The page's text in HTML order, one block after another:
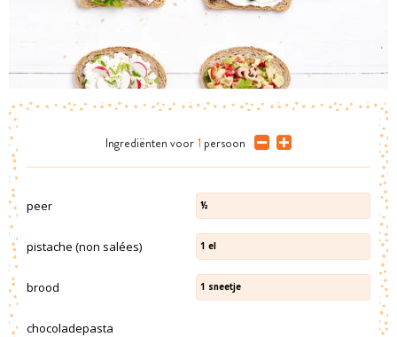
Ingrediënten voor 1 persoon
peer ½
pistache (non salées) 1 el
brood 1 sneetje
chocoladepasta